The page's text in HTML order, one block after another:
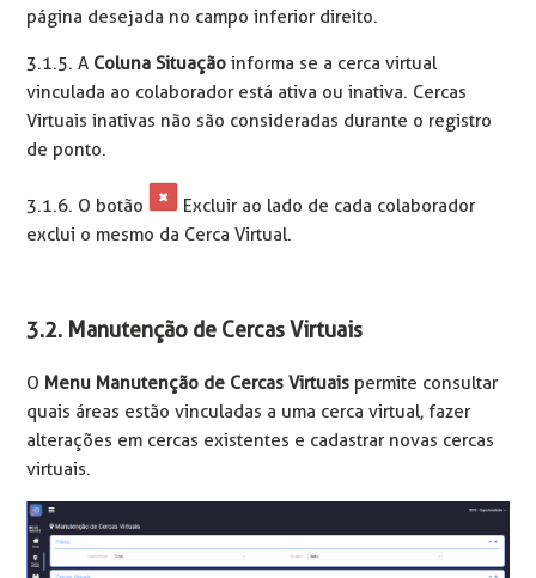
página desejada no campo inferior direito.
3.1.5. A Coluna Situaçãoinforma se a cerca virtual
vinculada ao colaborador está ativa ou inativa. Cercas
Virtuais inativas não são consideradas durante o registro
de ponto.
3.1.6. O botão
Excluir ao lado de cada colaborador
exclui o mesmo da Cerca Virtual.
3.2. Manutenção de Cercas Virtuais
O Menu Manutenção de Cercas Virtuais permite consultar
quais áreas estão vinculadas a uma cerca virtual, fazer
alterações em cercas existentes e cadastrar novas cercas
virtuais.